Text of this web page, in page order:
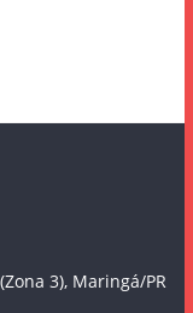
3), Maringá/PR